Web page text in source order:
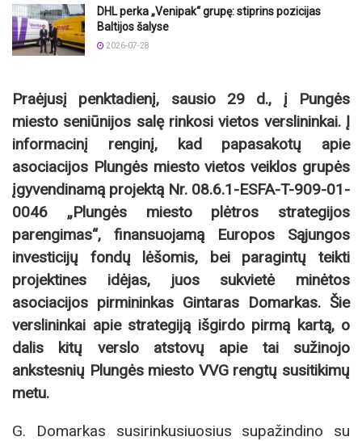
DHL perka „Venipak“ grupę: stiprins pozicijas
Baltijos šalyse
2026-07-28
Praėjusį penktadienį, sausio 29 d., į Pungės
miesto seniūnijos salę rinkosi vietos verslininkai. Į
informacinį renginį, kad papasakotų apie
asociacijos Plungės miesto vietos veiklos grupės
įgyvendinamą projektą Nr. 08.6.1-ESFA-T-909-01-
0046 „Plungės miesto plėtros strategijos
parengimas“, finansuojamą Europos Sąjungos
investicijų fondų lėšomis, bei paragintų teikti
projektines idėjas, juos sukvietė minėtos
asociacijos pirmininkas Gintaras Domarkas. Šie
verslininkai apie strategiją išgirdo pirmą kartą, o
dalis kitų verslo atstovų apie tai sužinojo
ankstesnių Plungės miesto VVG rengtų susitikimų
metu.
G. Domarkas susirinkusiuosius supažindino su